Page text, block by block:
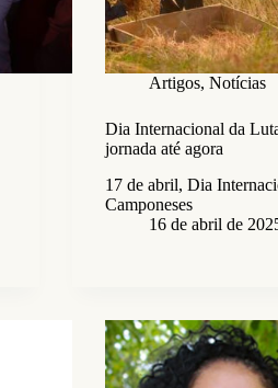
Artigos,Notícias
Dia Internacional da
jornada até agora
17 de abril, Dia
Camponeses
16 de abril de